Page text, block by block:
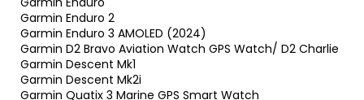
Garmin Enduro 2
Garmin Enduro 3 AMOLED (2024)
Garmin D2 Bravo Aviation Watch GPS Watch/ D2 Charlie
Garmin Descent Mk1
Garmin Descent Mk2i
Garmin Quatix 3 Marine GPS Smart Watch